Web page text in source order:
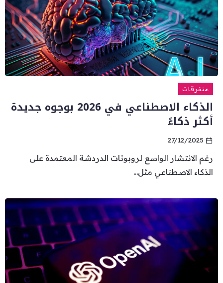
متفرقات
الذكاء الاصطناعي في 2026 بوجوه جديدة
أكثر ذكاءً
27/12/2025
رغم الانتشار الواسع لروبوتات الدردشة المعتمدة على
الذكاء الاصطناعي مثل...